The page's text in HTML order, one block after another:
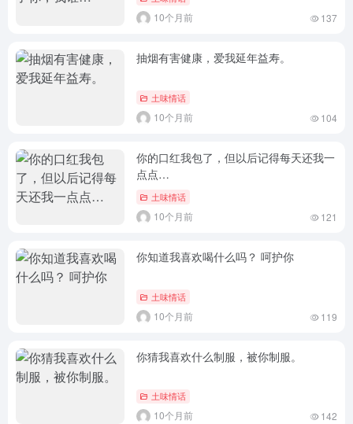
10个月前 137
抽烟有害健康，爱我延年益寿。
土味情话
10个月前 104
你的口红我包了，但以后记得每天还我一
点点…
土味情话
10个月前 121
你知道我喜欢喝什么吗？ 呵护你
土味情话
10个月前 119
你猜我喜欢什么制服，被你制服。
土味情话
10个月前 142